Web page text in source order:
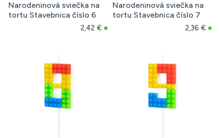
Narodeninová sviečka na
tortu Stavebnica číslo 6
2,42 €
Narodeninová sviečka na
tortu Stavebnica číslo 7
2,36 €